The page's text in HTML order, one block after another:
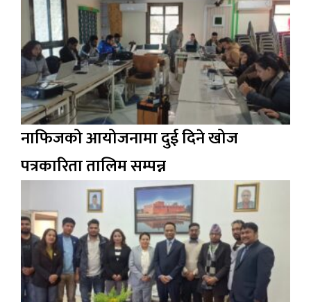
नाफिजको आयोजनामा दुई दिने खोज
पत्रकारिता तालिम सम्पन्न